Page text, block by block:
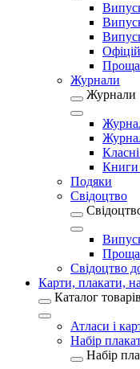
Журнали
Журнали
Книги
Подяки
Свідоцтво
Свідоцтво
Карти, плакати,
Каталог товарів
Атласи і
Набір
Набір